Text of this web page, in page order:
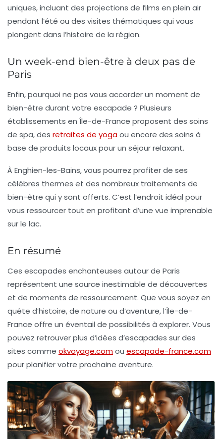
uniques, incluant des projections de films en plein air
pendant l’été ou des visites thématiques qui vous
plongent dans l’histoire de la région.
Un week-end bien-être à deux pas de
Paris
Enfin, pourquoi ne pas vous accorder un moment de
bien-être durant votre escapade ? Plusieurs
établissements en Île-de-France proposent des soins
de spa, des retraites de yogaou encore des soins à
base de produits locaux pour un séjour relaxant.
À Enghien-les-Bains, vous pourrez profiter de ses
célèbres thermes et des nombreux traitements de
bien-être qui y sont offerts. C’est l’endroit idéal pour
vous ressourcer tout en profitant d’une vue imprenable
sur le lac.
En résumé
Ces escapades enchanteuses autour de Paris
représentent une source inestimable de découvertes
et de moments de ressourcement. Que vous soyez en
quête d’histoire, de nature ou d’aventure, l’Île-de-
France offre un éventail de possibilités à explorer. Vous
pouvez retrouver plus d’idées d’escapades sur des
sites comme okvoyage.comou escapade-france.com
pour planifier votre prochaine aventure.